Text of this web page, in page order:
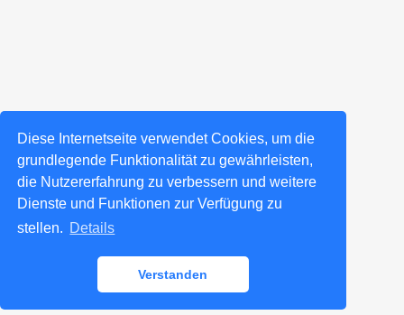
Diese Internetseite verwendet Cookies, um die
grundlegende Funktionalität zu gewährleisten,
die Nutzererfahrung zu verbessern und weitere
Dienste und Funktionen zur Verfügung zu
stellen. Details
Verstanden